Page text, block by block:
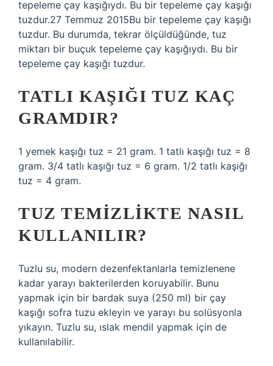
tepeleme çay kaşığıydı. Bu bir tepeleme çay kaşığı
tuzdur.27 Temmuz 2015Bu bir tepeleme çay kaşığı
tuzdur. Bu durumda, tekrar ölçüldüğünde, tuz
miktarı bir buçuk tepeleme çay kaşığıydı. Bu bir
tepeleme çay kaşığı tuzdur.
TATLI KAŞIĞI TUZ KAÇ
GRAMDIR?
1 yemek kaşığı tuz = 21 gram. 1 tatlı kaşığı tuz = 8
gram. 3/4 tatlı kaşığı tuz = 6 gram. 1/2 tatlı kaşığı
tuz = 4 gram.
TUZ TEMIZLIKTE NASIL
KULLANILIR?
Tuzlu su, modern dezenfektanlarla temizlenene
kadar yarayı bakterilerden koruyabilir. Bunu
yapmak için bir bardak suya (250 ml) bir çay
kaşığı sofra tuzu ekleyin ve yarayı bu solüsyonla
yıkayın. Tuzlu su, ıslak mendil yapmak için de
kullanılabilir.